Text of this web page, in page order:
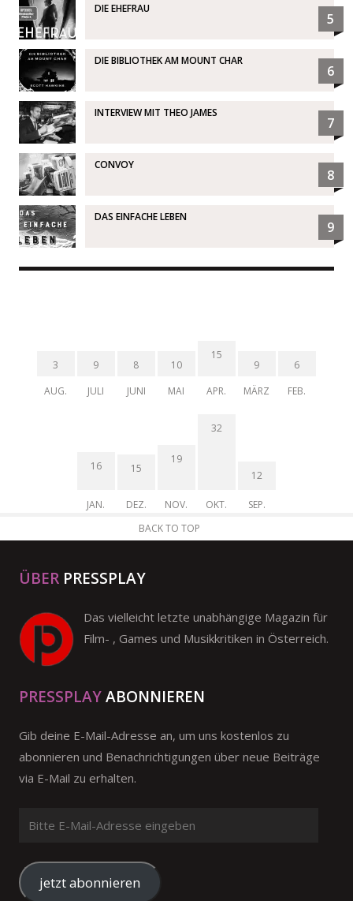
DIE EHEFRAU
5
DIE BIBLIOTHEK AM MOUNT CHAR
6
INTERVIEW MIT THEO JAMES
7
CONVOY
8
DAS EINFACHE LEBEN
9
3
AUG.
9
JULI
8
JUNI
10
MAI
15
APR.
9
MÄRZ
6
FEB.
16
JAN.
15
DEZ.
19
NOV.
32
OKT.
12
SEP.
BACK TO TOP
ÜBER PRESSPLAY
Das vielleicht letzte unabhängige Magazin für
Film- , Games und Musikkritiken in Österreich.
PRESSPLAYABONNIEREN
Gib deine E-Mail-Adresse an, um uns kostenlos zu
abonnieren und Benachrichtigungen über neue Beiträge
via E-Mail zu erhalten.
Mail-
Adressejetzt abonnieren